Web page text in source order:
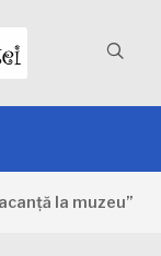
muzeu”